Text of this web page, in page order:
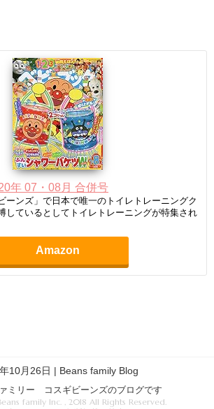
年 07・08月 合併号
ーンズ」で日本で唯一のトイレトレーニングク
しているとしてトイレトレーニングが特集され
Amazon
10月26日 | Beans family Blog
ミリー コスギビーンズのブログです
family Inc. , 2018 All Rights Reserved.